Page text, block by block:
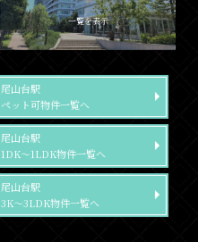
一覧を表示
尾山台駅
ペット可物件一覧へ
尾山台駅
1DK～1LDK物件一覧へ
尾山台駅
3K～3LDK物件一覧へ